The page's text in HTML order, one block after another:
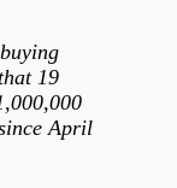
19
April